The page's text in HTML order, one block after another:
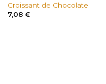
Croissant de Chocolate
7,08 €